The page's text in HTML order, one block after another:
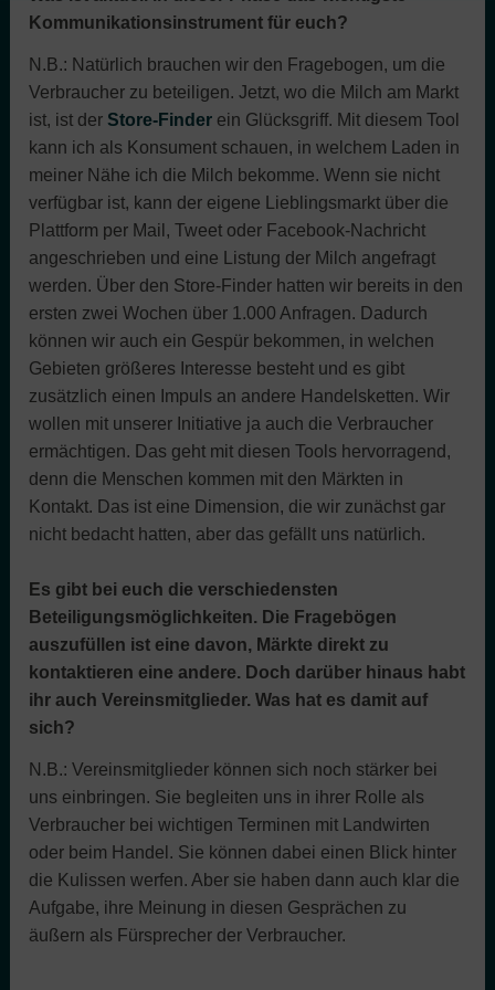
Kommunikationsinstrument für euch?
N.B.: Natürlich brauchen wir den Fragebogen, um die
Verbraucher zu beteiligen. Jetzt, wo die Milch am Markt
ist, ist der Store-Finder ein Glücksgriff. Mit diesem Tool
kann ich als Konsument schauen, in welchem Laden in
meiner Nähe ich die Milch bekomme. Wenn sie nicht
verfügbar ist, kann der eigene Lieblingsmarkt über die
Plattform per Mail, Tweet oder Facebook-Nachricht
angeschrieben und eine Listung der Milch angefragt
werden. Über den Store-Finder hatten wir bereits in den
ersten zwei Wochen über 1.000 Anfragen. Dadurch
können wir auch ein Gespür bekommen, in welchen
Gebieten größeres Interesse besteht und es gibt
zusätzlich einen Impuls an andere Handelsketten. Wir
wollen mit unserer Initiative ja auch die Verbraucher
ermächtigen. Das geht mit diesen Tools hervorragend,
denn die Menschen kommen mit den Märkten in
Kontakt. Das ist eine Dimension, die wir zunächst gar
nicht bedacht hatten, aber das gefällt uns natürlich.
Es gibt bei euch die verschiedensten
Beteiligungsmöglichkeiten. Die Fragebögen
auszufüllen ist eine davon, Märkte direkt zu
kontaktieren eine andere. Doch darüber hinaus habt
ihr auch Vereinsmitglieder. Was hat es damit auf
sich?
N.B.: Vereinsmitglieder können sich noch stärker bei
uns einbringen. Sie begleiten uns in ihrer Rolle als
Verbraucher bei wichtigen Terminen mit Landwirten
oder beim Handel. Sie können dabei einen Blick hinter
die Kulissen werfen. Aber sie haben dann auch klar die
Aufgabe, ihre Meinung in diesen Gesprächen zu
äußern als Fürsprecher der Verbraucher.